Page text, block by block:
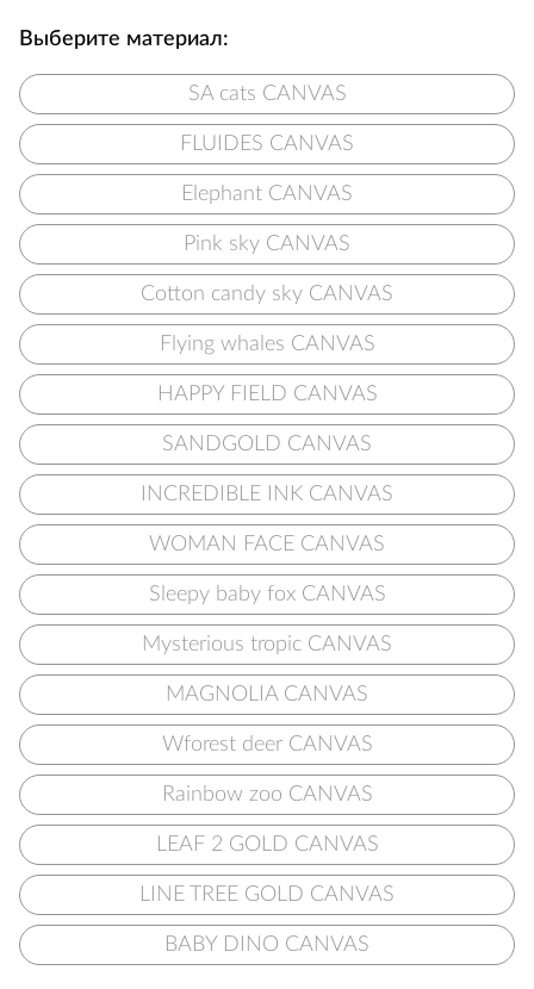
Выберите материал:
SA cats CANVAS
FLUIDES CANVAS
Elephant CANVAS
Pink sky CANVAS
Cotton candy sky CANVAS
Flying whales CANVAS
HAPPY FIELD CANVAS
SANDGOLD CANVAS
INCREDIBLE INK CANVAS
WOMAN FACE CANVAS
Sleepy baby fox CANVAS
Mysterious tropic CANVAS
MAGNOLIA CANVAS
Wforest deer CANVAS
Rainbow zoo CANVAS
LEAF 2 GOLD CANVAS
LINE TREE GOLD CANVAS
BABY DINO CANVAS